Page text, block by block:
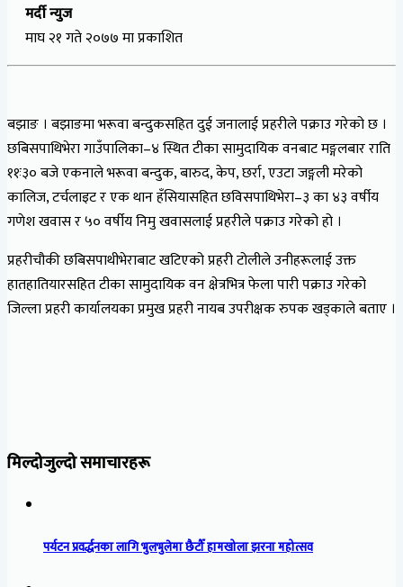
मर्दी न्युज
माघ २१ गते २०७७ मा प्रकाशित
बझाङ । बझाङमा भरूवा बन्दुकसहित दुई जनालाई प्रहरीले पक्राउ गरेको छ ।
छबिसपाथिभेरा गाउँपालिका–४ स्थित टीका सामुदायिक वनबाट मङ्गलबार राति
११ः३० बजे एकनाले भरूवा बन्दुक, बारुद, केप, छर्रा, एउटा जङ्गली मरेको
कालिज, टर्चलाइट र एक थान हँसियासहित छविसपाथिभेरा–३ का ४३ वर्षीय
गणेश खवास र ५० वर्षीय निमु खवासलाई प्रहरीले पक्राउ गरेको हो ।
प्रहरीचौकी छबिसपाथीभेराबाट खटिएको प्रहरी टोलीले उनीहरूलाई उक्त
हातहातियारसहित टीका सामुदायिक वन क्षेत्रभित्र फेला पारी पक्राउ गरेको
जिल्ला प्रहरी कार्यालयका प्रमुख प्रहरी नायब उपरीक्षक रुपक खड्काले बताए ।
मिल्दोजुल्दो समाचारहरू
पर्यटन प्रवर्द्धनका लागि भुलभुलेमा छैटौँ हामखोला झरना महोत्सव